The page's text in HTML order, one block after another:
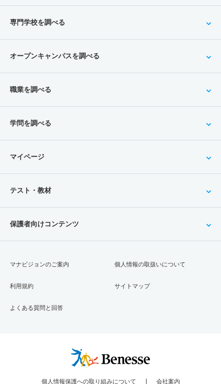
専門学校を調べる
オープンキャンパスを調べる
職業を調べる
学問を調べる
マイページ
テスト・教材
保護者向けコンテンツ
マナビジョンのご案内
利用規約
よくある質問と回答
個人情報の取扱いについて
サイトマップ
個人情報保護への取り組みについて 会社案内